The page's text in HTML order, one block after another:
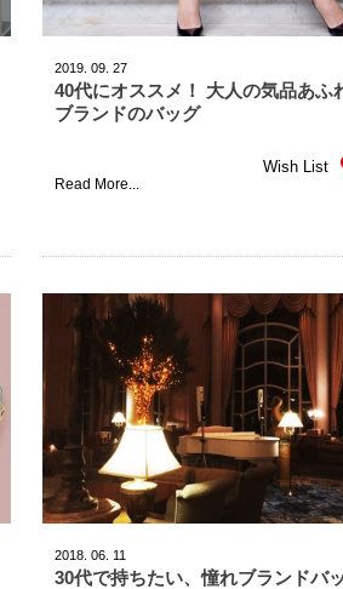
2019. 09. 27
40代にオススメ！ 大人の気品あふ
ブランドのバッグ
Read More...
Wish List
2018. 06. 11
30代で持ちたい、憧れブランドバッ